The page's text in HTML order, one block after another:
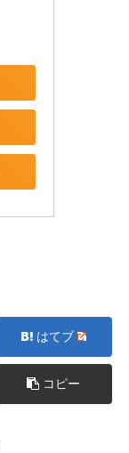
はてブ
コピー